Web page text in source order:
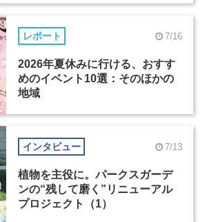
レポート 7/16
2026年夏休みに行ける、おすす
めのイベント10選：そのほかの
地域
インタビュー 7/13
植物を主役に。パークスガーデ
ンの“残して磨く”リニューアル
プロジェクト（1）